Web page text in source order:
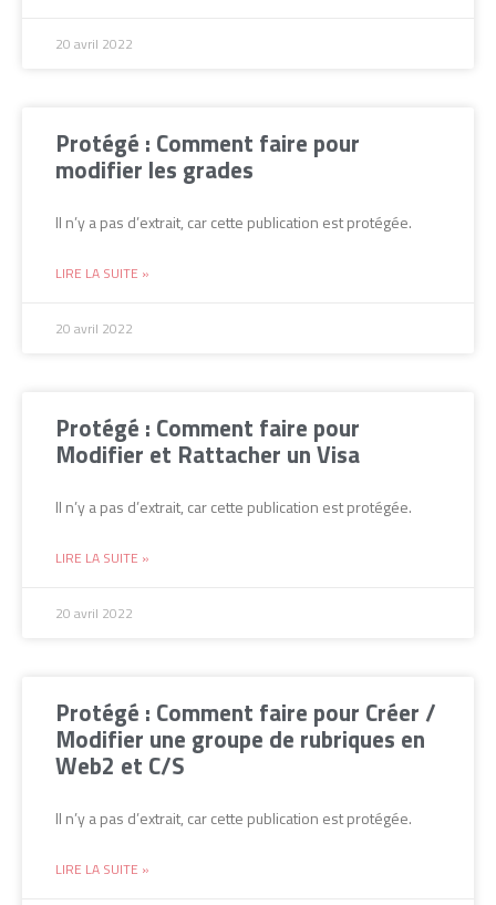
20 avril 2022
Protégé : Comment faire pour
modifier les grades
Il n’y a pas d’extrait, car cette publication est protégée.
LIRE LA SUITE »
20 avril 2022
Protégé : Comment faire pour
Modifier et Rattacher un Visa
Il n’y a pas d’extrait, car cette publication est protégée.
LIRE LA SUITE »
20 avril 2022
Protégé : Comment faire pour Créer /
Modifier une groupe de rubriques en
Web2 et C/S
Il n’y a pas d’extrait, car cette publication est protégée.
LIRE LA SUITE »